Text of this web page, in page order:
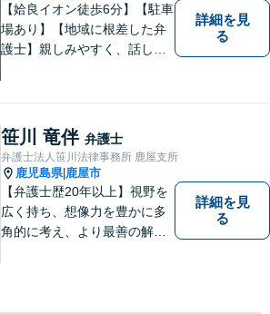
【姶良イオン徒歩6分】【駐車
場あり】【地域に根差した弁
護士】親しみやすく、話しや
す。離婚問題／相続問題／借
金問題／交通事故など、幅広
く対応可能。お悩みの方は、
お気軽にご相談ください。
詳細を見
る
笹川 竜伴 弁護士
弁護士法人笹川法律事務所 鹿屋支所
鹿児島県| 鹿屋市
【弁護士歴20年以上】視野を
広く持ち、想像力を豊かに多
角的に考え、より最善の解決
ポートいたします。
詳細を見
る